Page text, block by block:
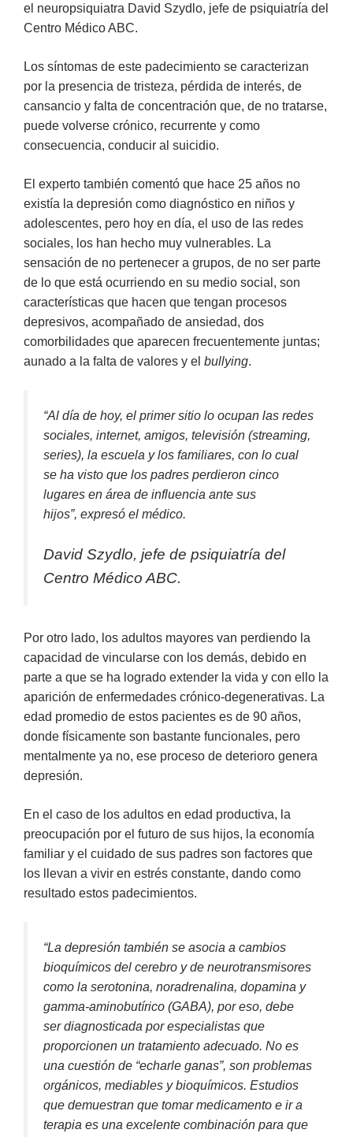
el neuropsiquiatra David Szydlo, jefe de psiquiatría del
Centro Médico ABC.
Los síntomas de este padecimiento se caracterizan
por la presencia de tristeza, pérdida de interés, de
cansancio y falta de concentración que, de no tratarse,
puede volverse crónico, recurrente y como
consecuencia, conducir al suicidio.
El experto también comentó que hace 25 años no
existía la depresión como diagnóstico en niños y
adolescentes, pero hoy en día, el uso de las redes
sociales, los han hecho muy vulnerables. La
sensación de no pertenecer a grupos, de no ser parte
de lo que está ocurriendo en su medio social, son
características que hacen que tengan procesos
depresivos, acompañado de ansiedad, dos
comorbilidades que aparecen frecuentemente juntas;
aunado a la falta de valores y el bullying.
“Al día de hoy, el primer sitio lo ocupan las redes
sociales, internet, amigos, televisión (streaming,
series), la escuela y los familiares, con lo cual
se ha visto que los padres perdieron cinco
lugares en área de influencia ante sus
hijos”, expresó el médico.
David Szydlo, jefe de psiquiatría del
Centro Médico ABC.
Por otro lado, los adultos mayores van perdiendo la
capacidad de vincularse con los demás, debido en
parte a que se ha logrado extender la vida y con ello la
aparición de enfermedades crónico-degenerativas. La
edad promedio de estos pacientes es de 90 años,
donde físicamente son bastante funcionales, pero
mentalmente ya no, ese proceso de deterioro genera
depresión.
En el caso de los adultos en edad productiva, la
preocupación por el futuro de sus hijos, la economía
familiar y el cuidado de sus padres son factores que
los llevan a vivir en estrés constante, dando como
resultado estos padecimientos.
“La depresión también se asocia a cambios
bioquímicos del cerebro y de neurotransmisores
como la serotonina, noradrenalina, dopamina y
gamma-aminobutírico (GABA), por eso, debe
ser diagnosticada por especialistas que
proporcionen un tratamiento adecuado. No es
una cuestión de “echarle ganas”, son problemas
orgánicos, mediables y bioquímicos. Estudios
que demuestran que tomar medicamento e ir a
terapia es una excelente combinación para que